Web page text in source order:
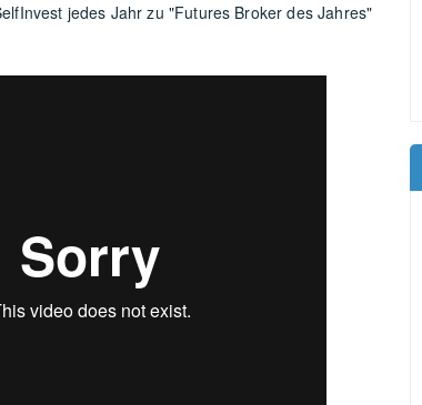
jedes Jahr zu "Futures Broker des Jahres"